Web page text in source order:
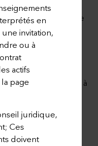
en
invitation,
ou à
actifs
page
juridique,
Ces
doivent
liste sont
à la date
le Preneur
version mise à
n’étant plus
de cette